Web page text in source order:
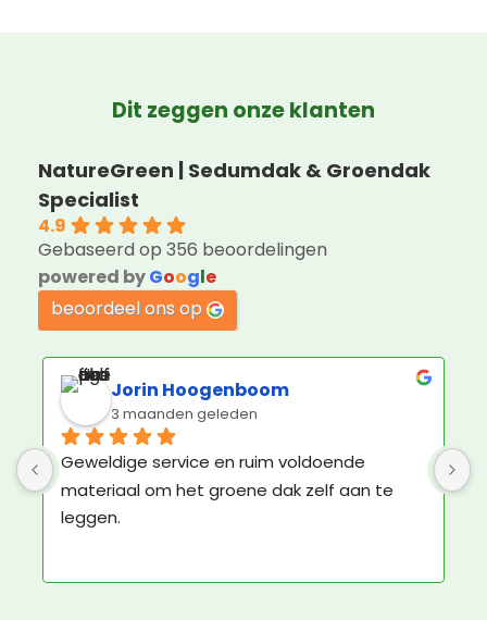
Dit zeggen onze klanten
NatureGreen | Sedumdak & Groendak
Specialist
4.9
Gebaseerd op 356 beoordelingen
powered byGoogle
beoordeel ons op
Jorin Hoogenboom
3 maanden geleden
Geweldige service en ruim voldoende
materiaal om het groene dak zelf aan te
leggen.